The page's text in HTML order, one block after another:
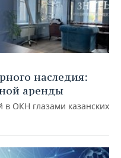
наследия:
аренды
ОКН глазами казанских